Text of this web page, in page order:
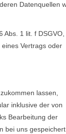
Datenquellen
1 lit. f DSGVO,
Vertrags oder
lassen,
inklusive der von
Bearbeitung der
bei uns